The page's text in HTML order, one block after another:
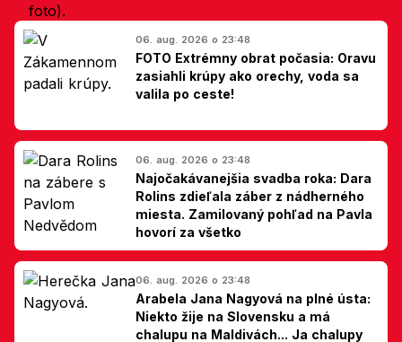
06. aug. 2026 o 23:48
FOTO Extrémny obrat počasia: Oravu
zasiahli krúpy ako orechy, voda sa
valila po ceste!
06. aug. 2026 o 23:48
Najočakávanejšia svadba roka: Dara
Rolins zdieľala záber z nádherného
miesta. Zamilovaný pohľad na Pavla
hovorí za všetko
06. aug. 2026 o 23:48
Arabela Jana Nagyová na plné ústa:
Niekto žije na Slovensku a má
chalupu na Maldivách... Ja chalupy